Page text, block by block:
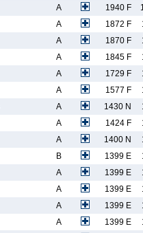
A 1940 F
A 1872 F
A 1870 F
A 1845 F
A 1729 F
A 1577 F
A 1430 N
A 1424 F
A 1400 N
B 1399 E
A 1399 E
A 1399 E
A 1399 E
A 1399 E